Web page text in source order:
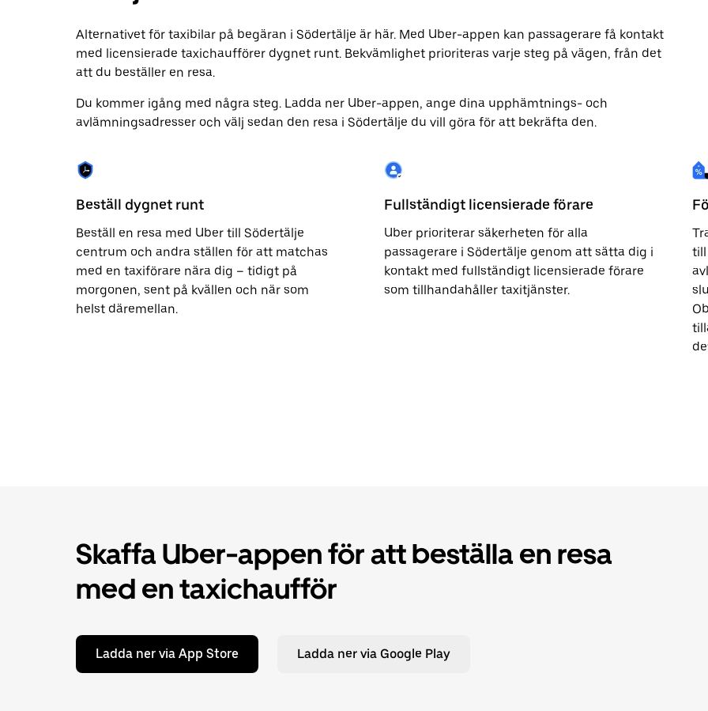
kalendern.
Alternativet för taxibilar på begäran i Södertälje är här. Med Uber-appen kan passagerare få kontakt
med licensierade taxichaufförer dygnet runt. Bekvämlighet prioriteras varje steg på vägen, från det
att du beställer en resa.
Du kommer igång med några steg. Ladda ner Uber-appen, ange dina upphämtnings- och
avlämningsadresser och välj sedan den resa i Södertälje du vill göra för att bekräfta den.
Beställ dygnet runt
Beställ en resa med Uber till Södertälje
centrum och andra ställen för att matchas
med en taxiförare nära dig – tidigt på
morgonen, sent på kvällen och när som
helst däremellan.
Fullständigt licensierade förare
Uber prioriterar säkerheten för alla
passagerare i Södertälje genom att sätta dig i
kontakt med fullständigt licensierade förare
som tillhandahåller taxitjänster.
till
Skaffa Uber-appen för att beställa en resa
med en taxichaufför
Ladda ner via App Store Ladda ner via Google Play